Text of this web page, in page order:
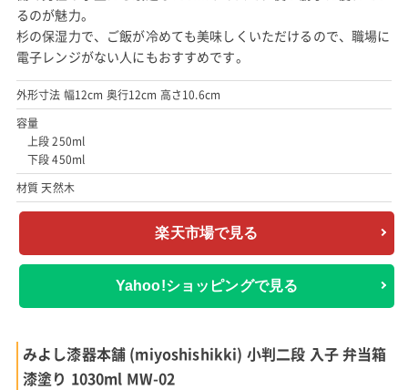
るのが魅力。
杉の保湿力で、ご飯が冷めても美味しくいただけるので、職場に
電子レンジがない人にもおすすめです。
外形寸法 幅12cm 奥行12cm 高さ10.6cm
容量
上段 250ml
下段 450ml
材質 天然木
楽天市場で見る
Yahoo!ショッピングで見る
みよし漆器本舗 (miyoshishikki) 小判二段 入子 弁当箱
漆塗り 1030ml MW-02